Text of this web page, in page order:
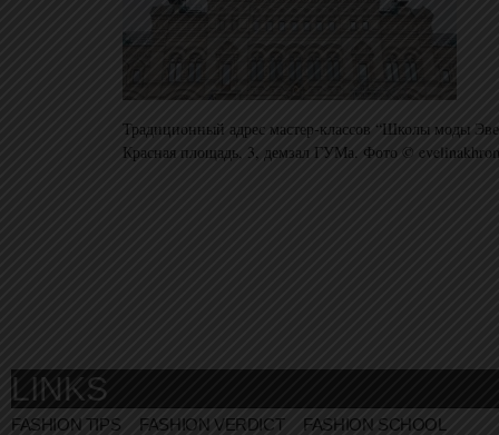
Традиционный адрес мастер-классов “Школы моды
Красная площадь, 3, демзал ГУМа. Фото ©
LINKS
FASHION TIPS FASHION VERDICT FASHION SCHOOL